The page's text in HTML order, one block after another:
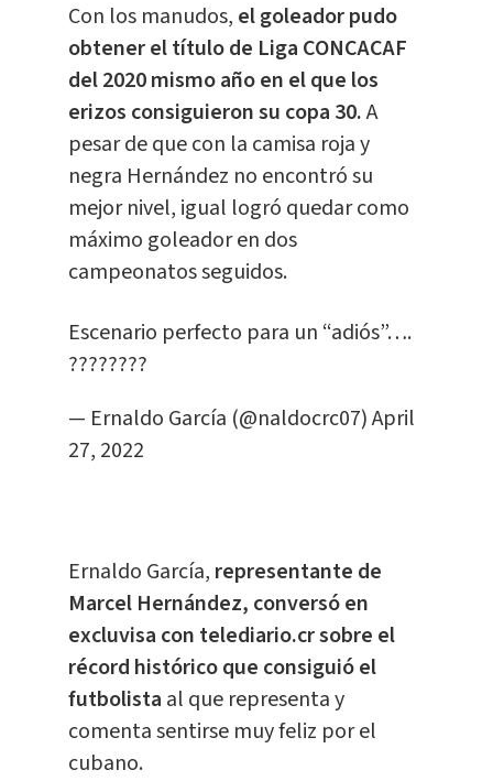
Con los manudos, el goleador pudo
obtener el título de Liga CONCACAF
del 2020 mismo año en el que los
erizos consiguieron su copa 30.A
pesar de que con la camisa roja y
negra Hernández no encontró su
mejor nivel, igual logró quedar como
máximo goleador en dos
campeonatos seguidos.
Escenario perfecto para un “adiós”….
????????
— Ernaldo García (@naldocrc07)April
27, 2022
Ernaldo García, representante de
Marcel Hernández, conversó en
excluvisa con telediario.cr sobre el
récord histórico que consiguió el
futbolista al que representa y
comenta sentirse muy feliz por el
cubano.